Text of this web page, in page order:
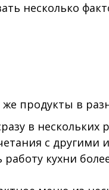
несколько
продукты в
в нескольких
с
кухни